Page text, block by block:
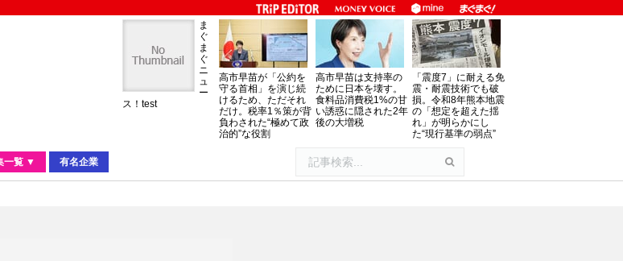
ま
ぐ
ま
ぐ
ニ
ュ
ー
ス！test
高市早苗が「公約を
守る首相」を演じ続
けるため、ただそれ
だけ。税率1％策が背
負わされた“極めて政
治的”な役割
高市早苗は支持率の
ために日本を壊す。
食料品消費税1%の甘
い誘惑に隠された2年
後の大増税
「震度7」に耐える免
震・耐震技術でも破
損。令和8年熊本地震
の「想定を超えた揺
れ」が明らかにし
た“現行基準の弱点”
一覧 ▼ 有名企業